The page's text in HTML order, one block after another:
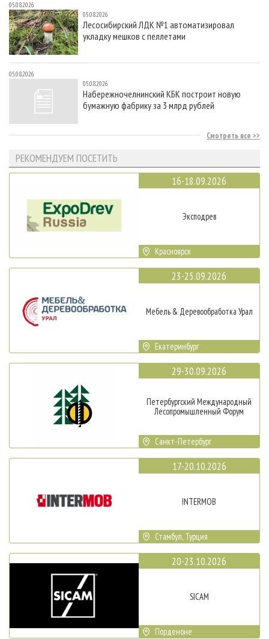
05.08.2026
05.08.2026
Лесосибирский ЛДК №1 автоматизировал
укладку мешков с пеллетами
05.08.2026
05.08.2026
Набережночелнинский КБК построит новую
бумажную фабрику за 3 млрд рублей
Смотреть все
РЕКОМЕНДУЕМ ПОСЕТИТЬ
16-18.09.2026
Эксподрев
Красноярск
23-25.09.2026
Мебель & Деревообработка Урал
Екатеринбург
29-30.09.2026
Петербургский Международный
Лесопромышленный Форум
Санкт-Петербург
17-20.10.2026
INTERMOB
Стамбул, Турция
20-23.10.2026
SICAM
Порденоне